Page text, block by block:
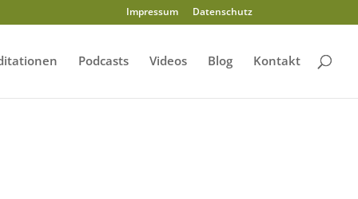
Impressum Datenschutz
Podcasts Videos Blog Kontakt